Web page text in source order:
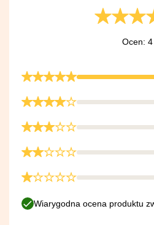
Ocen: 4
Wiarygodna ocena produktu